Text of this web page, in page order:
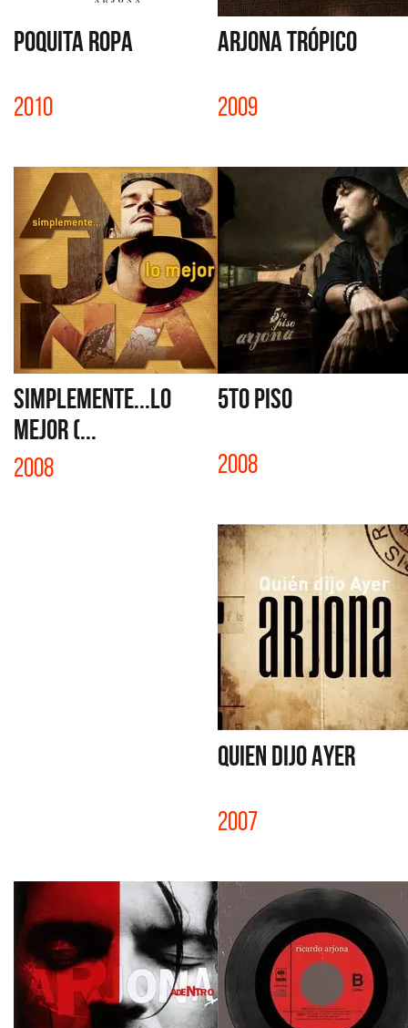
POQUITA ROPA
2010
ARJONA TRÓPICO
2009
SIMPLEMENTE...LO
MEJOR (...
2008
5to PISO
2008
QUIEN DIJO AYER
2007